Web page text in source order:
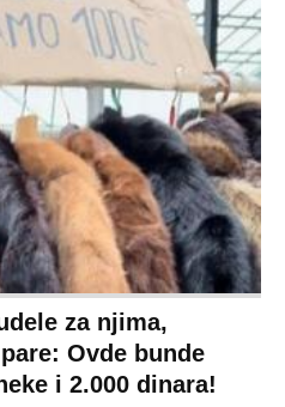
za njima,
Ovde bunde
i 2.000 dinara!